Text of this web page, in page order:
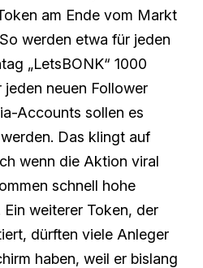
am Ende vom Markt
werden etwa für jeden
„LetsBONK“ 1000
jeden neuen Follower
Accounts sollen es
Das klingt auf
wenn die Aktion viral
schnell hohe
Ein weiterer Token, der
dürften viele Anleger
haben, weil er bislang